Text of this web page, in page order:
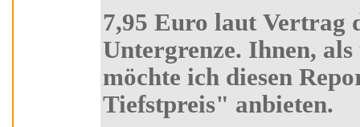
7,95 Euro laut Vertrag die absolute
Untergrenze. Ihnen, als treuen Kursteilnehmer
möchte ich diesen Report zum absoluten "Aldi-
Tiefstpreis" anbieten.